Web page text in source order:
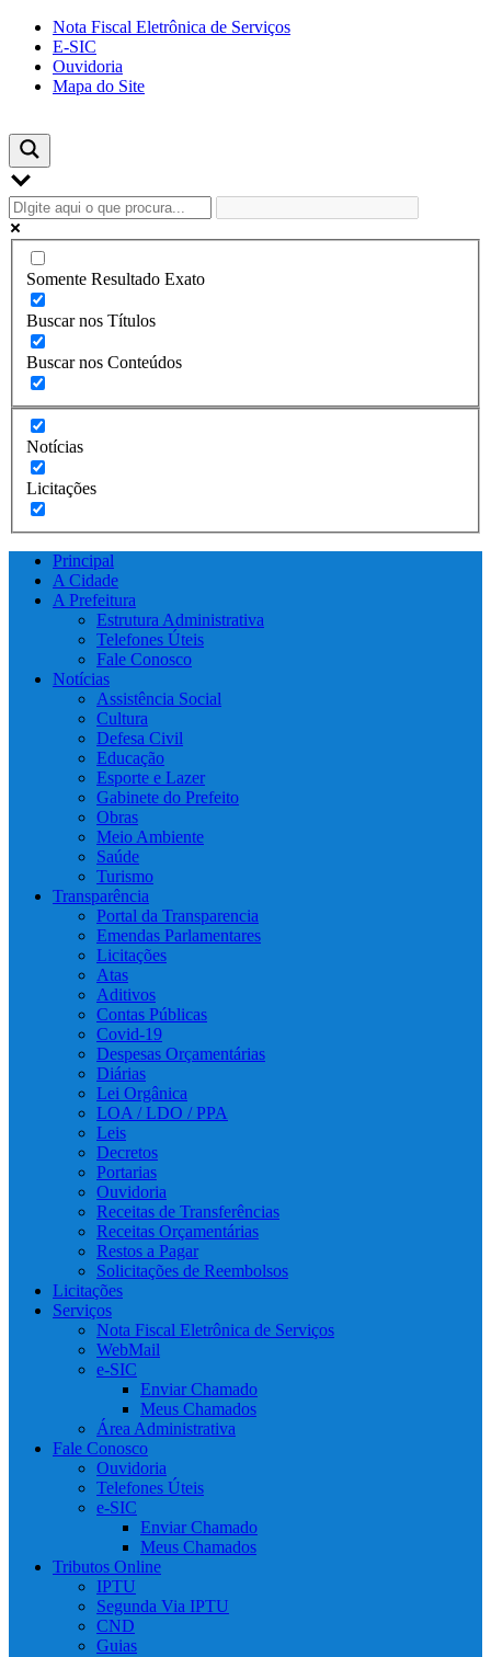
Skip
content
Nota Fiscal Eletrônica de Serviços
E-SIC
Ouvidoria
Mapa do Site
Somente Resultado Exato
Buscar nos Títulos
Buscar nos Conteúdos
Notícias
Licitações
Principal
A Cidade
A Prefeitura
Estrutura Administrativa
Telefones Úteis
Fale Conosco
Notícias
Assistência Social
Cultura
Defesa Civil
Educação
Esporte e Lazer
Gabinete do Prefeito
Obras
Meio Ambiente
Saúde
Turismo
Transparência
Portal da Transparencia
Emendas Parlamentares
Licitações
Atas
Aditivos
Contas Públicas
Covid-19
Despesas Orçamentárias
Diárias
Lei Orgânica
LOA / LDO / PPA
Leis
Decretos
Portarias
Ouvidoria
Receitas de Transferências
Receitas Orçamentárias
Restos a Pagar
Solicitações de Reembolsos
Licitações
Serviços
Nota Fiscal Eletrônica de Serviços
WebMail
e-SIC
Enviar Chamado
Meus Chamados
Área Administrativa
Fale Conosco
Ouvidoria
Telefones Úteis
e-SIC
Enviar Chamado
Meus Chamados
Tributos Online
IPTU
Segunda Via IPTU
CND
Guias